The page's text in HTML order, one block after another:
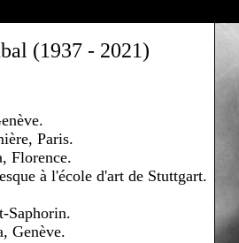
(1937 - 2021)
Paris.
Florence.
à l'école d'art de Stuttgart.
Saphorin.
Genève.